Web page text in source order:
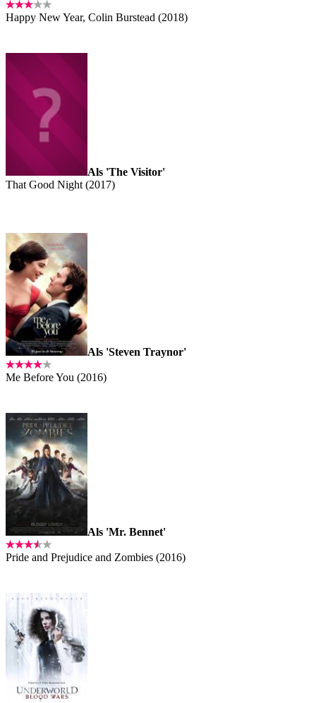
Happy New Year, Colin Burstead (2018)
Als 'The Visitor'
That Good Night (2017)
Als 'Steven Traynor'
Me Before You (2016)
Als 'Mr. Bennet'
Pride and Prejudice and Zombies (2016)